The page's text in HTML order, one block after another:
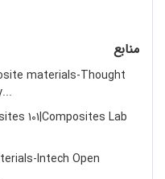
منابع
materials-Thought
101|Composites Lab
Intech Open